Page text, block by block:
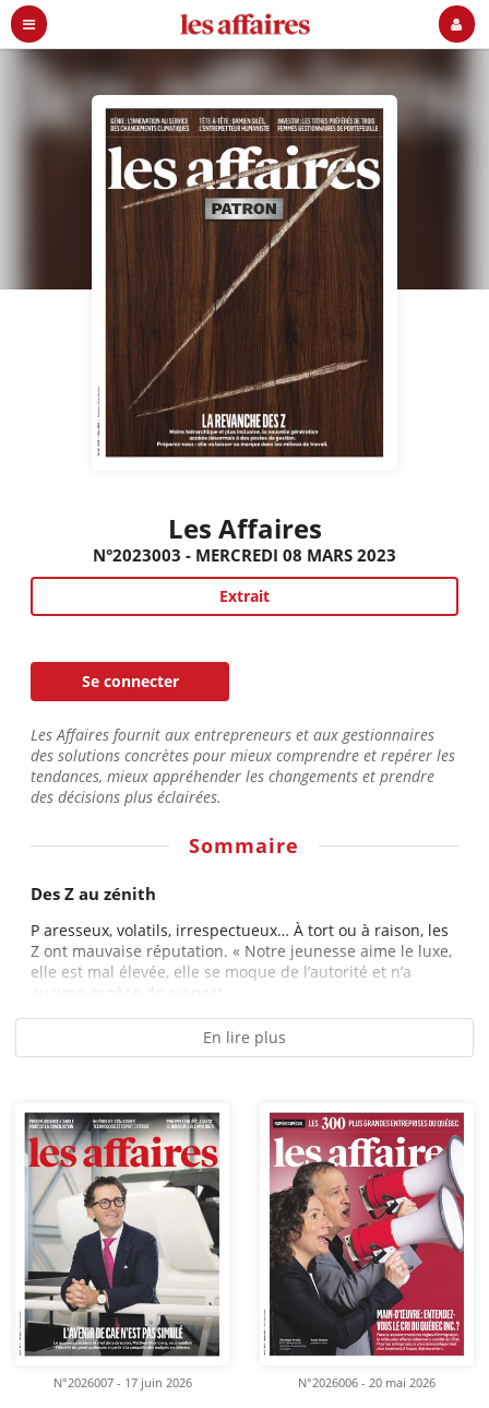
Les Affaires
N°2023003 - MERCREDI 08 MARS 2023
Extrait
Se connecter
Les Affaires fournit aux entrepreneurs et aux gestionnaires
des solutions concrètes pour mieux comprendre et repérer les
tendances, mieux appréhender les changements et prendre
des décisions plus éclairées.
Sommaire
Des Z au zénith
P aresseux, volatils, irrespectueux… À tort ou à raison, les
Z ont mauvaise réputation. « Notre jeunesse aime le luxe,
elle est mal élevée, elle se moque de l’autorité et n’a
aucune espèce de respect...
En lire plus
N°2026007 - 17 juin 2026 N°2026006 - 20 mai 2026